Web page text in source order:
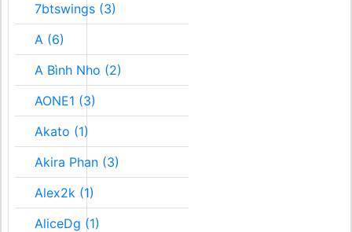
7btswings (3)
A (6)
A Bình Nho (2)
AONE1 (3)
Akato (1)
Akira Phan (3)
Alex2k (1)
AliceDg (1)